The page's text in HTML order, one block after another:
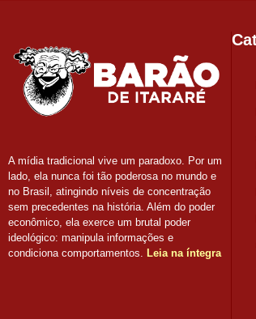
A mídia tradicional vive um paradoxo. Por um
lado, ela nunca foi tão poderosa no mundo e
no Brasil, atingindo níveis de concentração
sem precedentes na história. Além do poder
econômico, ela exerce um brutal poder
ideológico: manipula informações e
condiciona comportamentos. Leia na íntegra